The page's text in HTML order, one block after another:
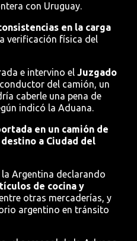
con Uruguay.
en la carga
verificación física del
e intervino el Juzgado
del camión, un
caberle una pena de
indicó la Aduana.
en un camión de
a Ciudad del
Argentina declarando
de cocina y
otras mercaderías, y
argentino en tránsito